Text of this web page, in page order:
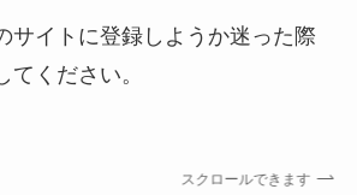
サイトに登録しようか迷った際
てください。
スクロールできます